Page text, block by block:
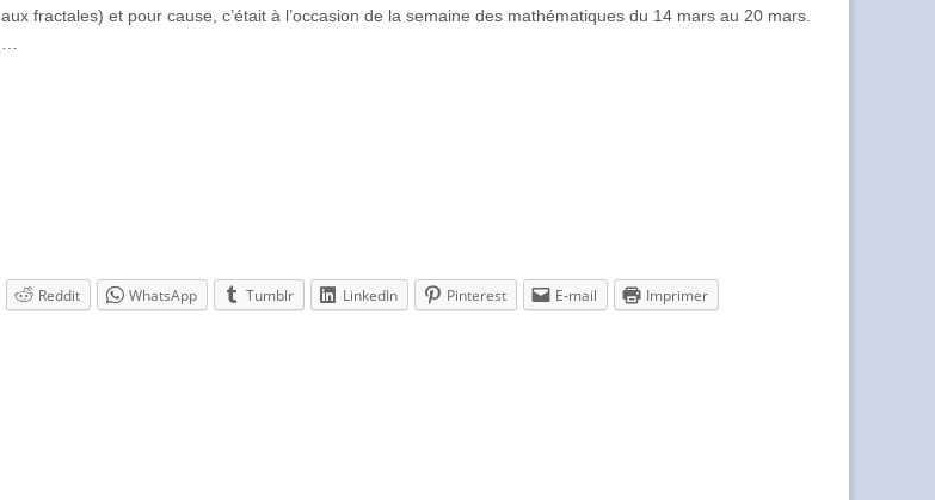
aux fractales) et pour cause, c’était à l’occasion de la semaine des mathématiques du 14 mars au 20 mars.
…
Reddit WhatsApp Tumblr LinkedIn Pinterest E-mail Imprimer